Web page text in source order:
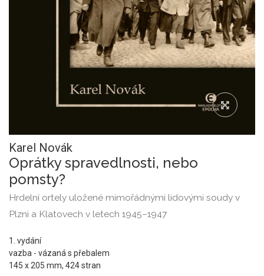
Karel Novák
Oprátky spravedlnosti, nebo
pomsty?
Hrdelní ortely uložené mimořádnými lidovými soudy v
Plzni a Klatovech v letech 1945–1947
1. vydání
vazba - vázaná s přebalem
145 x 205 mm, 424 stran